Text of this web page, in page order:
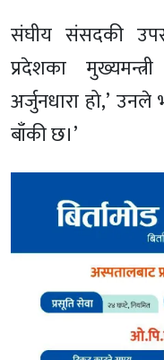
संघीय संसदकी
प्रदेशका
अर्जुनधारा हो,’
बाँकी छ।’